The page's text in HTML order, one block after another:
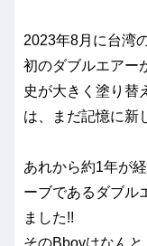
2023年8月に台湾
初のダブルエアー
史が大きく塗り替
は、まだ記憶に新
あれから約1年が
ーブであるダブル
ました!!
そのBboyはなんと